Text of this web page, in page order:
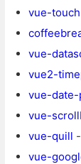
vue-
vue-
vue2-
vue-
vue-
vue-quill
vue-